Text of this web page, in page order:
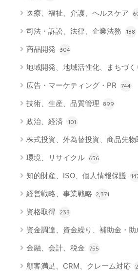
医療、福祉、介護、ヘルスケア
司法・訴訟、法律、企業法務 188
商品開発 304
地域開発、地域活性化、まちづく
広告・マーケティング・PR 744
技術、生産、品質管理 899
政治、経済 101
株式投資、外為替投資、商品先物
環境、リサイクル 656
知的財産、ISO、個人情報保護
経営戦略、事業戦略 2,371
資格取得 233
資金調達、資金繰り、補助金・助
金融、会計、税金 755
顧客満足、CRM、クレーム対応